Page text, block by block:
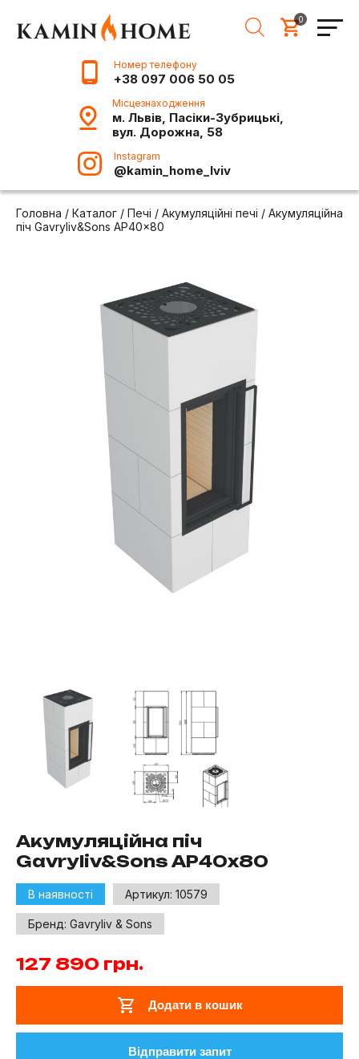
0
Номер телефону
+38 097 006 50 05
Місцезнаходження
м. Львів, Пасіки-Зубрицькі,
вул. Дорожна, 58
Instagram
@kamin_home_lviv
Головна / Каталог / Печі / Акумуляційні печі / Акумуляційна
піч Gavryliv&Sons AP40x80
Акумуляційна піч
Gavryliv&Sons AP40x80
В наявності Артикул: 10579
Бренд: Gavryliv & Sons
127 890 грн.
Додати в кошик
Відправити запит